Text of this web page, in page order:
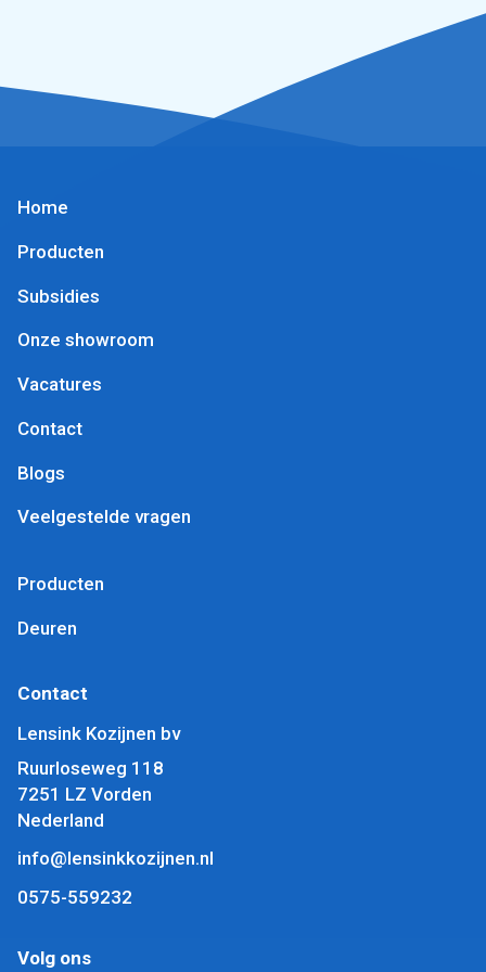
Home
Producten
Subsidies
Onze showroom
Vacatures
Contact
Blogs
Veelgestelde vragen
Producten
Deuren
Contact
Lensink Kozijnen bv
Ruurloseweg 118
7251 LZ Vorden
Nederland
info@lensinkkozijnen.nl
0575-559232
Volg ons